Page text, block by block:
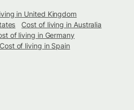
in United Kingdom
Cost of living in Australia
of living in Germany
Cost of living in Spain